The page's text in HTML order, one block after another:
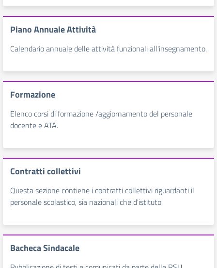
Piano Annuale Attività
Calendario annuale delle attività funzionali all'insegnamento.
Formazione
Elenco corsi di formazione /aggiornamento del personale
docente e ATA.
Contratti collettivi
Questa sezione contiene i contratti collettivi riguardanti il
personale scolastico, sia nazionali che d'istituto
Bacheca Sindacale